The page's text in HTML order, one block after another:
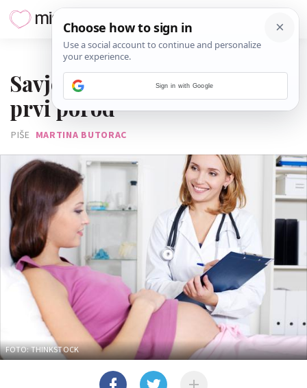
Savjeti iskusnih mama za
prvi porod
PIŠE MARTINA BUTORAC
FOTO: THINKSTOCK
Sign in with Google